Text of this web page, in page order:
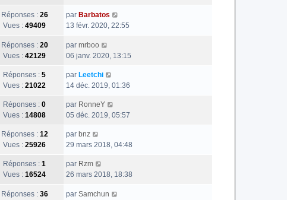
Réponses : 26
Vues : 49409
par Barbatos
13 févr. 2020, 22:55
Réponses : 20
Vues : 42129
par mrboo
06 janv. 2020, 13:15
Réponses : 5
Vues : 21022
par Leetchi
14 déc. 2019, 01:36
Réponses : 0
Vues : 14808
par RonneY
05 déc. 2019, 05:57
Réponses : 12
Vues : 25926
par bnz
29 mars 2018, 04:48
Réponses : 1
Vues : 16524
par Rzm
26 mars 2018, 18:38
Réponses : 36
par Samchun